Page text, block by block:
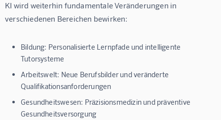
KI wird weiterhin fundamentale Veränderungen in
verschiedenen Bereichen bewirken:
Bildung: Personalisierte Lernpfade und intelligente
Tutorsysteme
Arbeitswelt: Neue Berufsbilder und veränderte
Qualifikationsanforderungen
Gesundheitswesen: Präzisionsmedizin und präventive
Gesundheitsversorgung